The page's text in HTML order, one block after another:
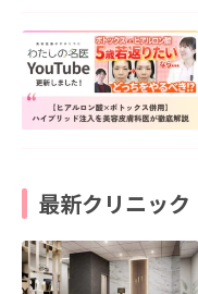
最新クリニック